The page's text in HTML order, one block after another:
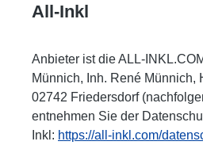
All-Inkl
Anbieter ist die ALL-
Münnich, Inh. René Münnich,
02742 Friedersdorf
entnehmen Sie der
Inkl: https://all-inkl.com/